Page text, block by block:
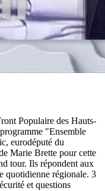
Populaire des Hauts-
"Ensemble
eurodéputé du
Marie Brette pour cette
tour. Ils répondent aux
quotidienne régionale. 3
et questions